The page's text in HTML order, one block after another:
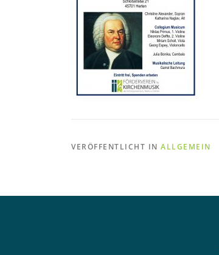
VERÖFFENTLICHT IN ALLGEMEIN